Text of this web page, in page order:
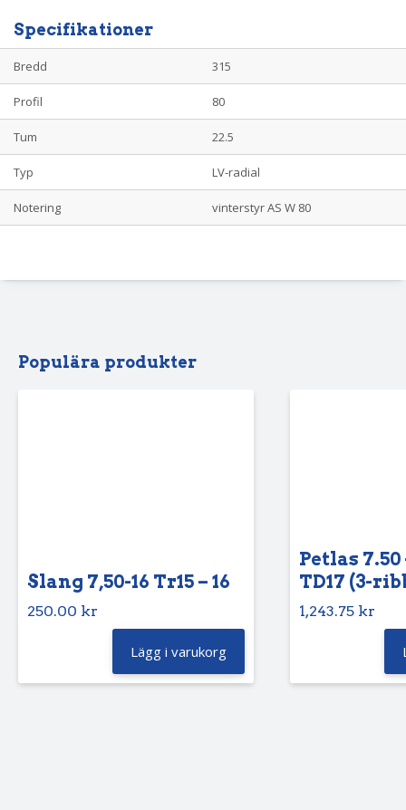
Specifikationer
Bredd 315
Profil 80
Tum 22.5
Typ LV-radial
Notering vinterstyr AS W 80
Populära produkter
Slang 7,50-16 Tr15 – 16
250.00 kr
Lägg i varukorg
Petlas 7.50
TD17 (3-
1,243.75 kr